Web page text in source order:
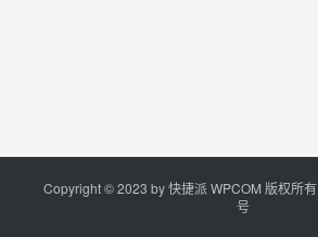
Copyright © 2023 by快捷派WPCOM 版权所有
号